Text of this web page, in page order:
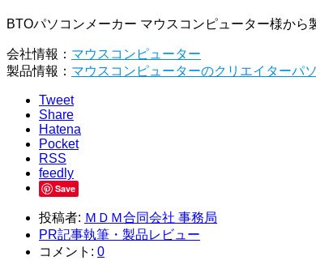
BTOパソコンメーカー マウスコンピューター様か
会社情報： マウスコンピューター
製品情報： マウスコンピューターのクリエイターパ
Tweet
Share
Hatena
Pocket
RSS
feedly
Save
投稿者: ＭＤＭ合同会社 事務局
PR記事執筆・製品レビュー
コメント: 0